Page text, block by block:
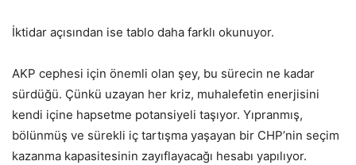
İktidar açısından ise tablo daha farklı okunuyor.
AKP cephesi için önemli olan şey, bu sürecin ne kadar
sürdüğü. Çünkü uzayan her kriz, muhalefetin enerjisini
kendi içine hapsetme potansiyeli taşıyor. Yıpranmış,
bölünmüş ve sürekli iç tartışma yaşayan bir CHP’nin seçim
kazanma kapasitesinin zayıflayacağı hesabı yapılıyor.